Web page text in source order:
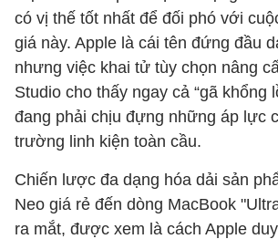
có vị thế tốt nhất để đối phó với
giá này. Apple là cái tên đứng đầu
nhưng việc khai tử tùy chọn nâng
Studio cho thấy ngay cả “gã khổng
đang phải chịu đựng những áp lực
trường linh kiện toàn cầu.
Chiến lược đa dạng hóa dải sản
Neo giá rẻ đến dòng MacBook
ra mắt, được xem là cách Apple